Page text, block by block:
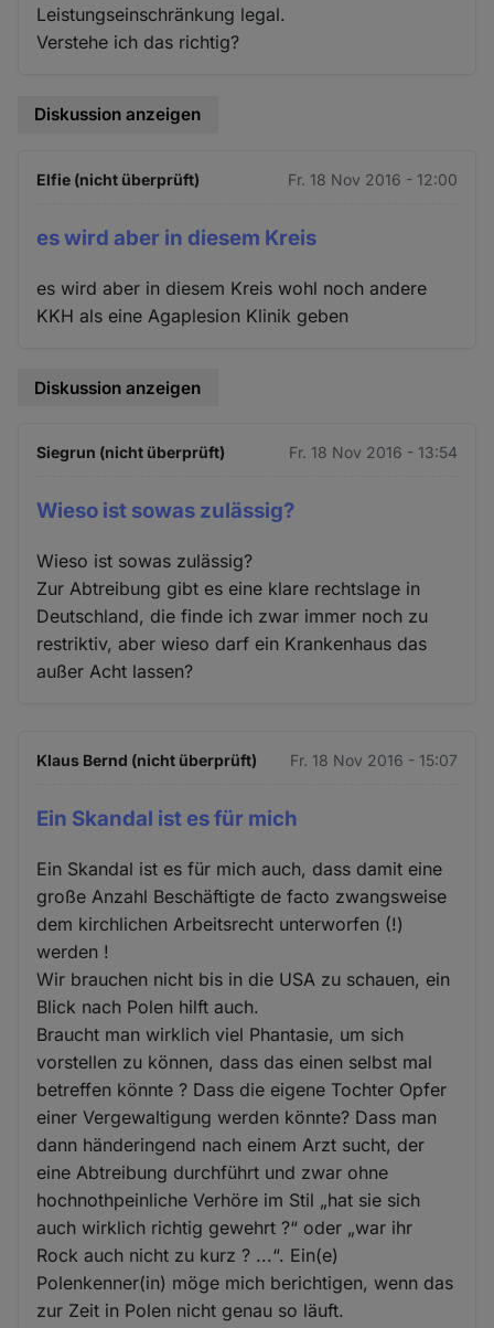
Leistungseinschränkung legal.
Verstehe ich das richtig?
Diskussion anzeigen
Elfie (nicht überprüft) Fr. 18 Nov 2016 - 12:00
es wird aber in diesem Kreis
es wird aber in diesem Kreis wohl noch andere
KKH als eine Agaplesion Klinik geben
Diskussion anzeigen
Siegrun (nicht überprüft) Fr. 18 Nov 2016 - 13:54
Wieso ist sowas zulässig?
Wieso ist sowas zulässig?
Zur Abtreibung gibt es eine klare rechtslage in
Deutschland, die finde ich zwar immer noch zu
restriktiv, aber wieso darf ein Krankenhaus das
außer Acht lassen?
Klaus Bernd (nicht überprüft) Fr. 18 Nov 2016 - 15:07
Ein Skandal ist es für mich
Ein Skandal ist es für mich auch, dass damit eine
große Anzahl Beschäftigte de facto zwangsweise
dem kirchlichen Arbeitsrecht unterworfen (!)
werden !
Wir brauchen nicht bis in die USA zu schauen, ein
Blick nach Polen hilft auch.
Braucht man wirklich viel Phantasie, um sich
vorstellen zu können, dass das einen selbst mal
betreffen könnte ? Dass die eigene Tochter Opfer
einer Vergewaltigung werden könnte? Dass man
dann händeringend nach einem Arzt sucht, der
eine Abtreibung durchführt und zwar ohne
hochnothpeinliche Verhöre im Stil „hat sie sich
auch wirklich richtig gewehrt ?“ oder „war ihr
Rock auch nicht zu kurz ? ...“. Ein(e)
Polenkenner(in) möge mich berichtigen, wenn das
zur Zeit in Polen nicht genau so läuft.